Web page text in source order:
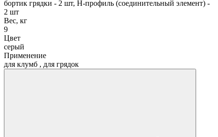
бортик грядки - 2 шт, Н-профиль (соединительный элемент) -
2 шт
Вес, кг
9
Цвет
серый
Применение
для клумб , для грядок